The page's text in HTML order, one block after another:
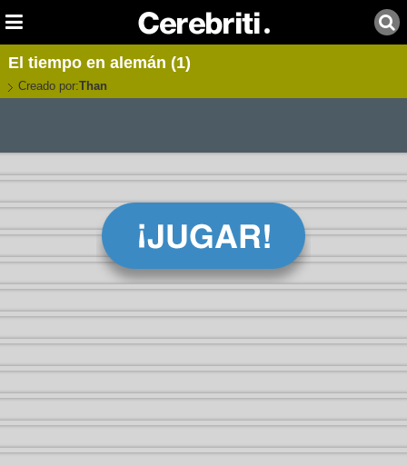
El tiempo en alemán (1)
Creado por:Than